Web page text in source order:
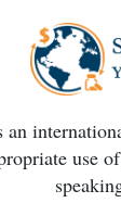
an
use